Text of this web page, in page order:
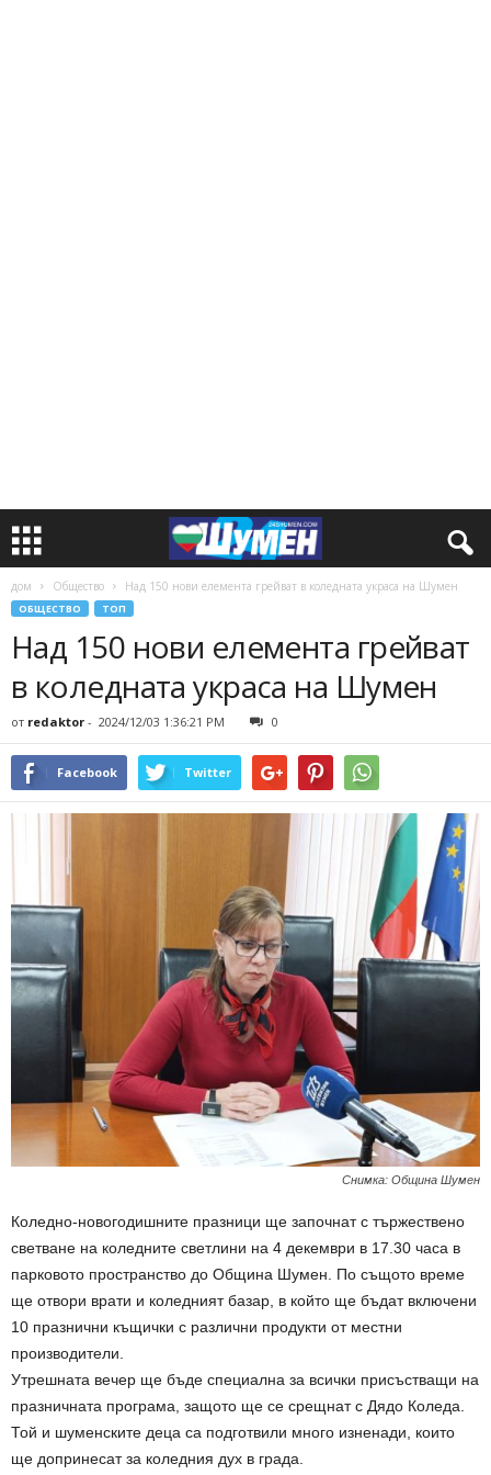
дом Общество Над 150 нови елемента грейват в коледната украса на Шумен
ОБЩЕСТВО ТОП
Над 150 нови елемента грейват
в коледната украса на Шумен
от redaktor - 2024/12/03 1:36:21 PM 0
Facebook Twitter
Снимка: Община Шумен
Коледно-новогодишните празници ще започнат с тържествено
светване на коледните светлини на 4 декември в 17.30 часа в
парковото пространство до Община Шумен. По същото време
ще отвори врати и коледният базар, в който ще бъдат включени
10 празнични къщички с различни продукти от местни
производители.
Утрешната вечер ще бъде специална за всички присъстващи на
празничната програма, защото ще се срещнат с Дядо Коледа.
Той и шуменските деца са подготвили много изненади, които
ще допринесат за коледния дух в града.